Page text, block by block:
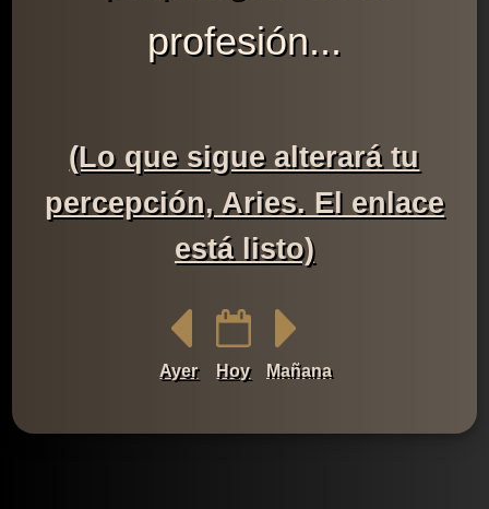
profesión...
(Lo que sigue alterará tu
percepción, Aries. El enlace
está listo)
Ayer Hoy Mañana